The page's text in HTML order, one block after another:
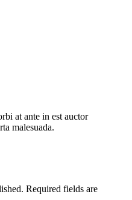
at ante in est auctor
malesuada.
Required fields are